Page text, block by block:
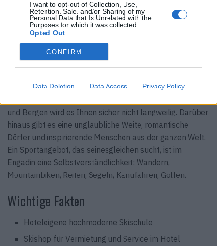
I want to opt-out of Collection, Use,
Retention, Sale, and/or Sharing of my
Personal Data that Is Unrelated with the
Purposes for which it was collected.
Opted Out
CONFIRM
Data Deletion Data Access Privacy Policy
Aktivitäten
Gibt es eine Skischule in der Nähe?
Welche Sportarten gibt es außer
und Bergen wird es Ihnen sicher nicht langweilig. Darüber
hinaus gibt es eine unglaubliche Weite, romantische
Dörfer und inspirierende Menschen aus der ganzen Welt.
Ein Sportangebot, das seinesgleichen sucht, ist im
Engadin eine Selbstverständlichkeit: Wandern,
Mountainbiken, Reiten, Segeln, Kanufahren, Golfen.
Wichtige Fakten
Hoteleigene hochmoderne Skischule
Skishop für Vermietung und Service im Hotel